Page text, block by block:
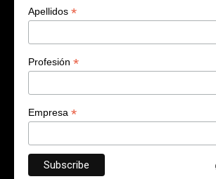
Apellidos *
Profesión *
Empresa *